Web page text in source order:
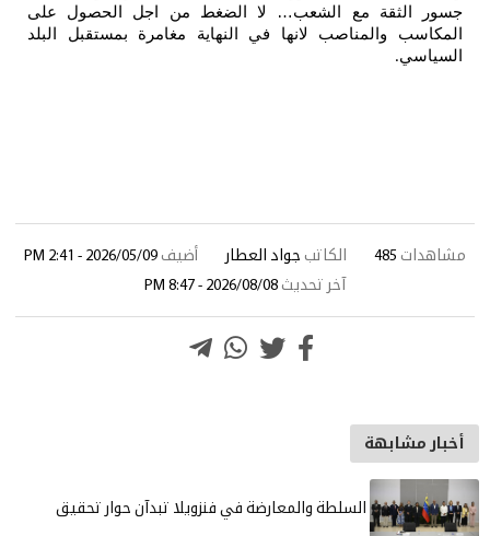
جسور الثقة مع الشعب… لا الضغط من اجل الحصول على
المكاسب والمناصب لانها في النهاية مغامرة بمستقبل البلد
السياسي.
مشاهدات 485 الكاتب جواد العطار أضيف 2026/05/09 - 2:41 PM
آخر تحديث 2026/08/08 - 8:47 PM
أخبار مشابهة
السلطة والمعارضة في فنزويلا تبدآن حوار تحقيق